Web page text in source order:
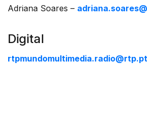
Adriana Soares –
Digital
rtpmundomultimedia.radio@rtp.pt